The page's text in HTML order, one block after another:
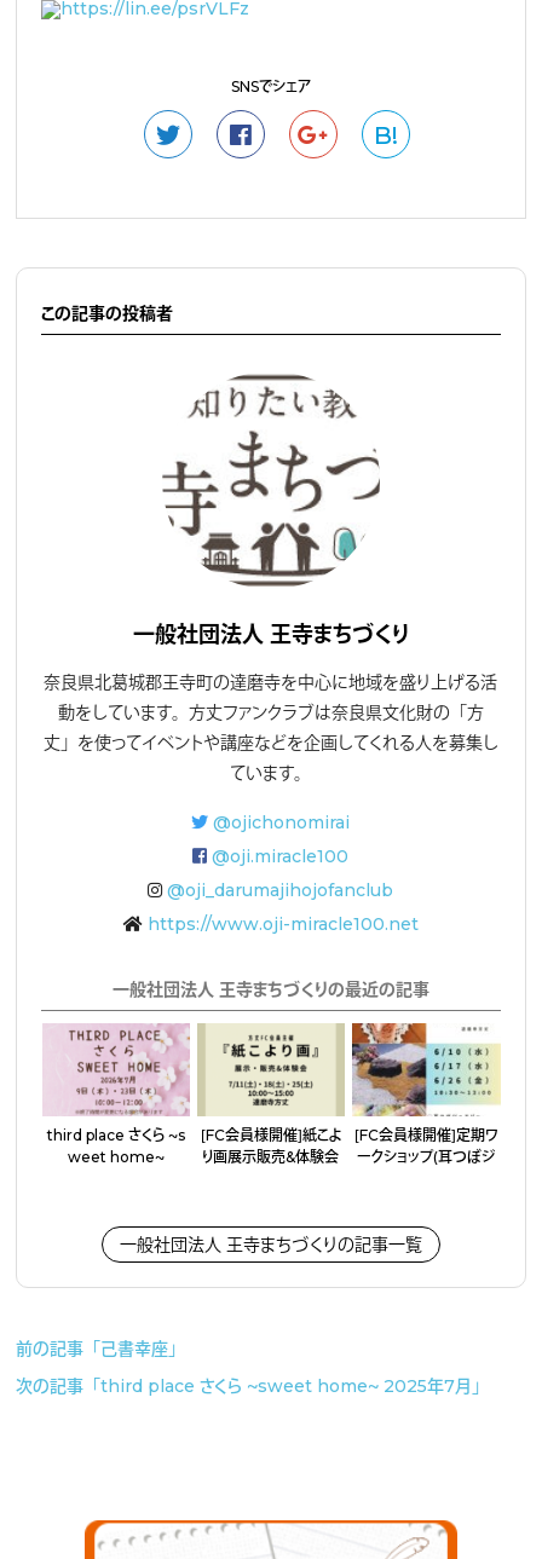
https://lin.ee/psrVLFz
SNSでシェア
B!
この記事の投稿者
一般社団法人 王寺まちづくり
奈良県北葛城郡王寺町の達磨寺を中心に地域を盛り上げる活
動をしています。方丈ファンクラブは奈良県文化財の「方
丈」を使ってイベントや講座などを企画してくれる人を募集し
ています。
@ojichonomirai
@oji.miracle100
@oji_darumajihojofanclub
https://www.oji-miracle100.net
一般社団法人 王寺まちづくりの最近の記事
third place さくら 〜s
weet home〜
［FC会員様開催］紙こよ
り画展示販売&体験会
［FC会員様開催］定期ワ
ークショップ（耳つぼジ
一般社団法人 王寺まちづくりの記事一覧
前の記事「己書幸座」
次の記事「third place さくら 〜sweet home〜 2025年7月」